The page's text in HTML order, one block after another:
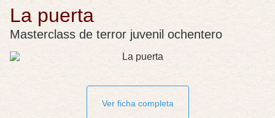
La puerta
Masterclass de terror juvenil ochentero
Ver ficha completa